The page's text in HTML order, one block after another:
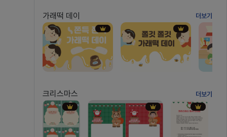
가래떡 데이 더보기
크리스마스 더보기